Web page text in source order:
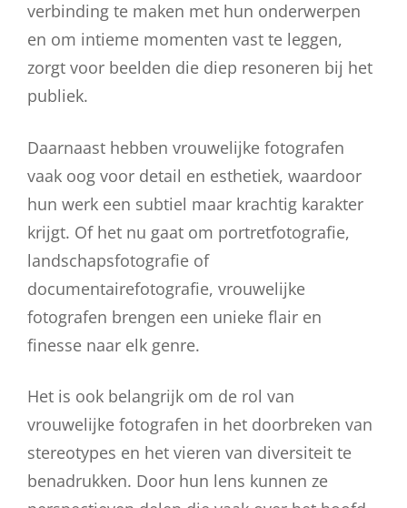
verbinding te maken met hun onderwerpen
en om intieme momenten vast te leggen,
zorgt voor beelden die diep resoneren bij het
publiek.
Daarnaast hebben vrouwelijke fotografen
vaak oog voor detail en esthetiek, waardoor
hun werk een subtiel maar krachtig karakter
krijgt. Of het nu gaat om portretfotografie,
landschapsfotografie of
documentairefotografie, vrouwelijke
fotografen brengen een unieke flair en
finesse naar elk genre.
Het is ook belangrijk om de rol van
vrouwelijke fotografen in het doorbreken van
stereotypes en het vieren van diversiteit te
benadrukken. Door hun lens kunnen ze